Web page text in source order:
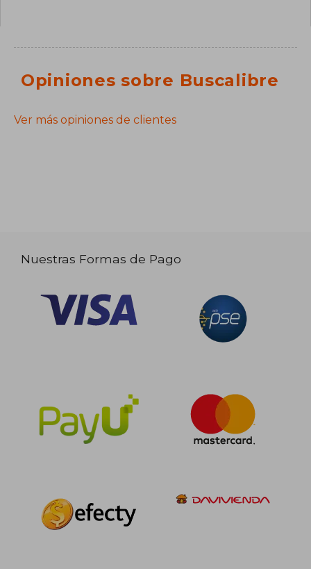
Opiniones sobre Buscalibre
Ver más opiniones de clientes
Nuestras Formas de Pago